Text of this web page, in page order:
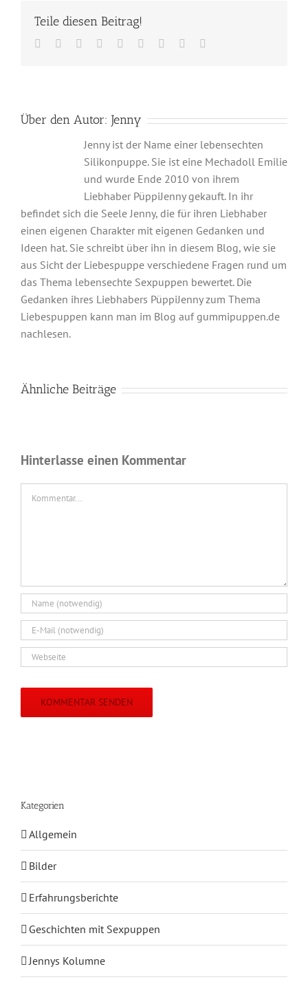
Teile diesen Beitrag!
Facebook
TwitterReddit LinkedInWhatsApp
TumblrPinterest
Über den Autor: Jenny
Jenny ist der Name einer lebensechten
Silikonpuppe. Sie ist eine Mechadoll Emilie
und wurde Ende 2010 von ihrem
Liebhaber PüppiJenny gekauft. In ihr
befindet sich die Seele Jenny, die für ihren Liebhaber
einen eigenen Charakter mit eigenen Gedanken und
Ideen hat. Sie schreibt über ihn in diesem Blog, wie sie
aus Sicht der Liebespuppe verschiedene Fragen rund um
das Thema lebensechte Sexpuppen bewertet. Die
Gedanken ihres Liebhabers PüppiJenny zum Thema
Liebespuppen kann man im Blog auf gummipuppen.de
nachlesen.
Ähnliche Beiträge
Hinterlasse einen Kommentar
Kategorien
Allgemein
Bilder
Erfahrungsberichte
Geschichten mit Sexpuppen
Jennys Kolumne